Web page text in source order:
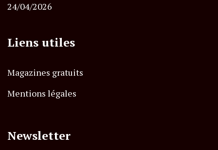
24/04/2026
Liens utiles
Magazines gratuits
Mentions légales
Newsletter